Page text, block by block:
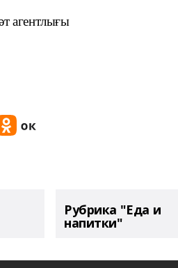
агентлығы
Рубрика "Еда и
напитки"